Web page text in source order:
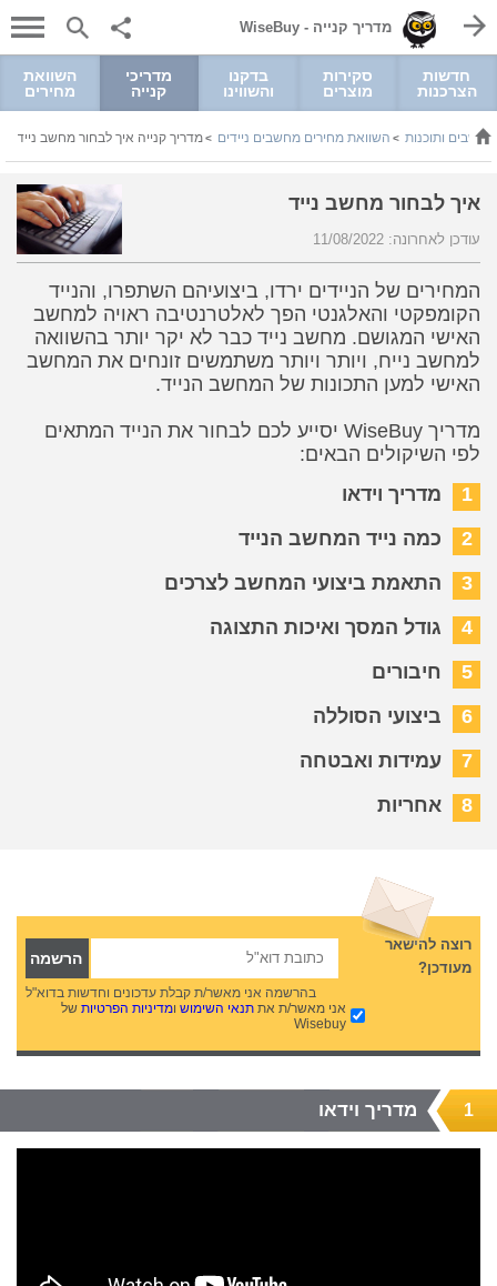
מדריך קנייה - WiseBuy
חדשות
הצרכנות
סקירות
מוצרים
בדקנו
והשווינו
מדריכי
קנייה
השוואת
מחירים
מחשבים ותוכנות > השוואת מחירים מחשבים ניידים >מדריך קנייה איך לבחור מחשב נייד
איך לבחור מחשב נייד
עודכן לאחרונה: 11/08/2022
המחירים של הניידים ירדו, ביצועיהם השתפרו, והנייד
הקומפקטי והאלגנטי הפך לאלטרנטיבה ראויה למחשב
האישי המגושם. מחשב נייד כבר לא יקר יותר בהשוואה
למחשב נייח, ויותר ויותר משתמשים זונחים את המחשב
האישי למען התכונות של המחשב הנייד.
מדריך WiseBuy יסייע לכם לבחור את הנייד המתאים
לפי השיקולים הבאים:
1
מדריך וידאו
2
כמה נייד המחשב הנייד
3
התאמת ביצועי המחשב לצרכים
4
גודל המסך ואיכות התצוגה
5
חיבורים
6
ביצועי הסוללה
7
עמידות ואבטחה
8
אחריות
רוצה להישאר
מעודכן?
בהרשמה אני מאשר/ת קבלת עדכונים וחדשות בדוא"ל
אני מאשר/ת את תנאי השימושומדיניות הפרטיותשל
Wisebuy
1 מדריך וידאו